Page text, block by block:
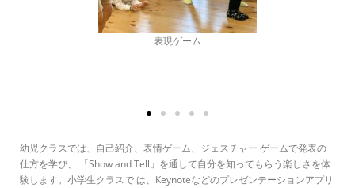
ジェスチャーの練習
幼児クラスでは、自己紹介、表情ゲーム、ジェスチャー ゲームで発表の
仕方を学び、 「Show and Tell」を通して自分を知ってもらう楽しさを体
験します。小学生クラスで は、Keynoteなどのプレゼンテーションアプリ